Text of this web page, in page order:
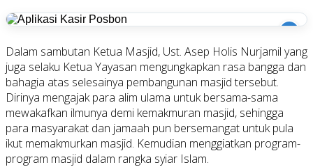
i
Dalam sambutan Ketua Masjid, Ust. Asep Holis Nurjamil yang
juga selaku Ketua Yayasan mengungkapkan rasa bangga dan
bahagia atas selesainya pembangunan masjid tersebut.
Dirinya mengajak para alim ulama untuk bersama-sama
mewakafkan ilmunya demi kemakmuran masjid, sehingga
para masyarakat dan jamaah pun bersemangat untuk pula
ikut memakmurkan masjid. Kemudian menggiatkan program-
program masjid dalam rangka syiar Islam.